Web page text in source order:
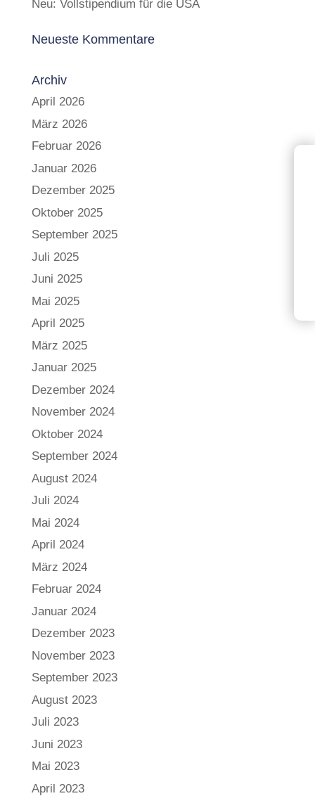
Neu: Vollstipendium für die USA
Neueste Kommentare
Archiv
April 2026
März 2026
Februar 2026
Januar 2026
Dezember 2025
Oktober 2025
September 2025
Juli 2025
Juni 2025
Mai 2025
April 2025
März 2025
Januar 2025
Dezember 2024
November 2024
Oktober 2024
September 2024
August 2024
Juli 2024
Mai 2024
April 2024
März 2024
Februar 2024
Januar 2024
Dezember 2023
November 2023
September 2023
August 2023
Juli 2023
Juni 2023
Mai 2023
April 2023